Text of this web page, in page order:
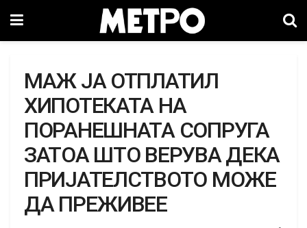
МАЖ ЈА ОТПЛАТИЛ
ХИПОТЕКАТА НА
ПОРАНЕШНАТА СОПРУГА
ЗАТОА ШТО ВЕРУВА ДЕКА
ПРИЈАТЕЛСТВОТО МОЖЕ
ДА ПРЕЖИВЕЕ